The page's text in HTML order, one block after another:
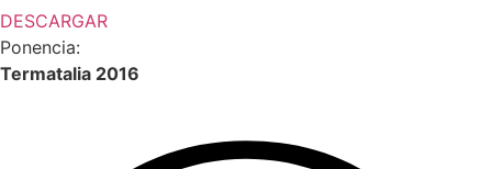
DESCARGAR
Ponencia:
Termatalia 2016